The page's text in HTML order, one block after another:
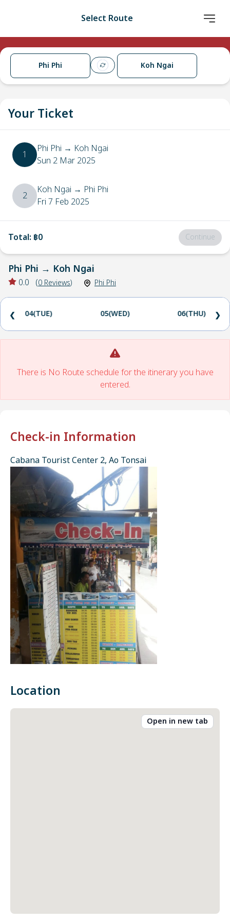
Select Route
Phi Phi Koh Ngai
Your Ticket
1 Phi Phi → Koh Ngai
Sun 2 Mar 2025
2 Koh Ngai → Phi Phi
Fri 7 Feb 2025
Total: ฿0 Continue
Phi Phi → Koh Ngai
0.0 (0 Reviews) Phi Phi
04(TUE) 05(WED) 06(THU)
❮ ❯
There is No Route schedule for the itinerary you have
entered.
Check-in Information
Cabana Tourist Center 2, Ao Tonsai
Location
Open in new tab